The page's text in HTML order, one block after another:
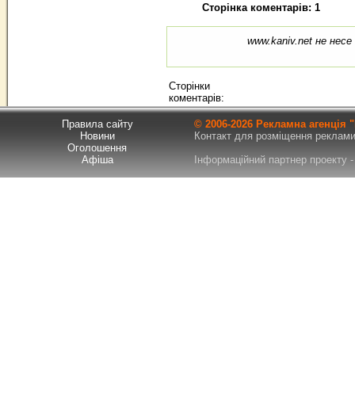
Сторінка коментарів: 1
www.kaniv.net не несе
Сторінки
коментарів:
Правила сайту
Новини
Оголошення
Афіша
© 2006-2026 Рекламна
Контакт для розміщення
Інформаційний партнер проекту